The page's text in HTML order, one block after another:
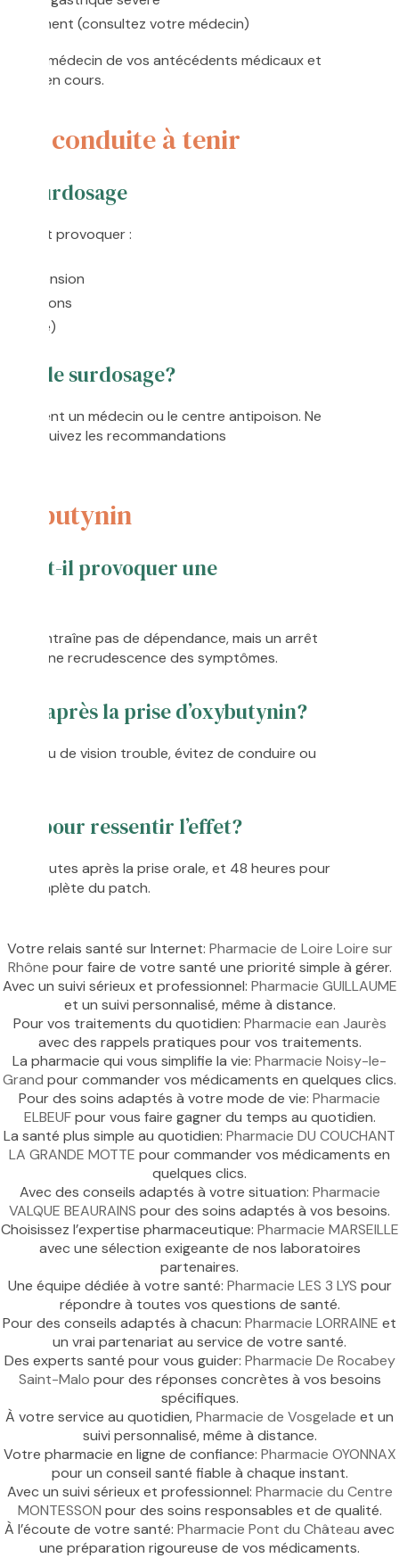
(consultez votre médecin)
votre médecin de vos antécédents médicaux et
en cours.
et conduite à tenir
surdosage
peut provoquer :
(rare)
de surdosage?
un médecin ou le centre antipoison. Ne
et suivez les recommandations
peut-il provoquer une
n’entraîne pas de dépendance, mais un arrêt
une recrudescence des symptômes.
après la prise d’oxybutynin?
ou de vision trouble, évitez de conduire ou
pour ressentir l’effet?
60 minutes après la prise orale, et 48 heures pour
complète du patch.
Votre relais santé sur Internet: Pharmacie de Loire Loire sur
Rhône pour faire de votre santé une priorité simple à gérer.
Avec un suivi sérieux et professionnel: Pharmacie GUILLAUME
et un suivi personnalisé, même à distance.
Pour vos traitements du quotidien: Pharmacie ean Jaurès
avec des rappels pratiques pour vos traitements.
La pharmacie qui vous simplifie la vie: Pharmacie Noisy-le-
Grand pour commander vos médicaments en quelques clics.
Pour des soins adaptés à votre mode de vie: Pharmacie
ELBEUFpour vous faire gagner du temps au quotidien.
La santé plus simple au quotidien: Pharmacie DU COUCHANT
LA GRANDE MOTTE pour commander vos médicaments en
quelques clics.
Avec des conseils adaptés à votre situation: Pharmacie
VALQUE BEAURAINS pour des soins adaptés à vos besoins.
Choisissez l’expertise pharmaceutique: Pharmacie MARSEILLE
avec une sélection exigeante de nos laboratoires
partenaires.
Une équipe dédiée à votre santé: Pharmacie LES 3 LYS pour
répondre à toutes vos questions de santé.
Pour des conseils adaptés à chacun: Pharmacie LORRAINE et
un vrai partenariat au service de votre santé.
Des experts santé pour vous guider: Pharmacie De Rocabey
Saint-Malo pour des réponses concrètes à vos besoins
spécifiques.
À votre service au quotidien,Pharmacie de Vosgelade et un
suivi personnalisé, même à distance.
Votre pharmacie en ligne de confiance: Pharmacie OYONNAX
pour un conseil santé fiable à chaque instant.
Avec un suivi sérieux et professionnel: Pharmacie du Centre
MONTESSON pour des soins responsables et de qualité.
À l’écoute de votre santé: Pharmacie Pont du Château avec
une préparation rigoureuse de vos médicaments.